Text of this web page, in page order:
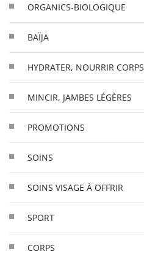
ORGANICS-BIOLOGIQUE
BAÏJA
HYDRATER, NOURRIR CORPS
MINCIR, JAMBES LÉGÈRES
PROMOTIONS
SOINS
SOINS VISAGE À OFFRIR
SPORT
CORPS